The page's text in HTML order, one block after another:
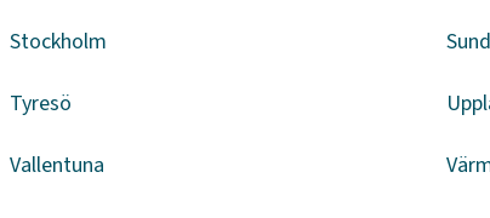
Stockholm
Tyresö
Vallentuna